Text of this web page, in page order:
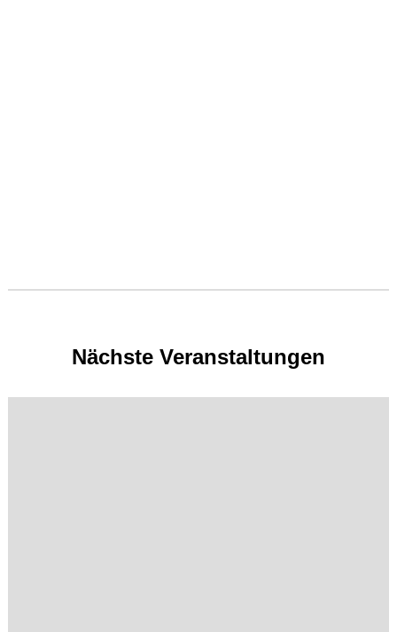
Nächste Veranstaltungen